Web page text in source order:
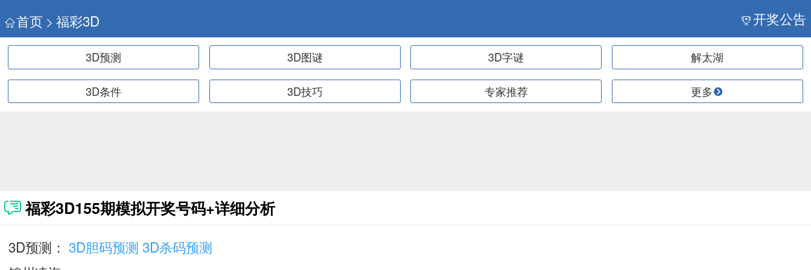
首页 福彩3D 开奖公告
3D预测 3D图谜 3D字谜 解太湖
3D条件 3D技巧 专家推荐 更多
福彩3D155期模拟开奖号码+详细分析
3D预测： 3D胆码预测 3D杀码预测